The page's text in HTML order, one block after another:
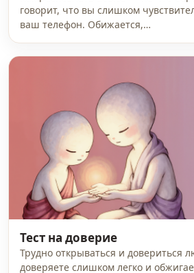
говорит, что вы слишком
ваш телефон. Обижается,…
Тест на доверие
Трудно открываться и довериться
доверяете слишком легко и